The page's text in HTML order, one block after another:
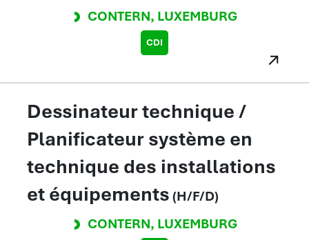
CONTERN, LUXEMBURG
CDI
Dessinateur technique /
Planificateur système en
technique des installations
et équipements (H/F/D)
CONTERN, LUXEMBURG